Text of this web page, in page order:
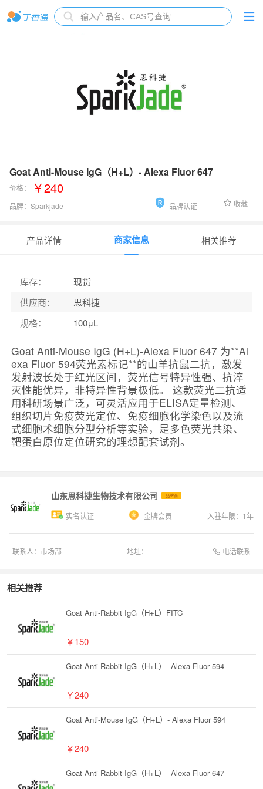
Goat Anti-Mouse IgG（H+L）- Alexa Fluor 647
价格： ￥240
品牌： Sparkjade 品牌认证 收藏
产品详情 商家信息 相关推荐
库存：
现货
供应商：
思科捷
规格： 100μL
Goat Anti-Mouse IgG (H+L)-Alexa Fluor 647 为**Al
exa Fluor 594荧光素标记**的山羊抗鼠二抗，激发
发射波长处于红光区间，荧光信号特异性强、抗淬
灭性能优异，非特异性背景极低。 这款荧光二抗适
用科研场景广泛，可灵活应用于ELISA定量检测、
组织切片免疫荧光定位、免疫细胞化学染色以及流
式细胞术细胞分型分析等实验，是多色荧光共染、
靶蛋白原位定位研究的理想配套试剂。
山东思科捷生物技术有限公司 品牌商
实名认证 金牌会员 入驻年限： 1年
联系人： 市场部 地址： 电话联系
相关推荐
Goat Anti-Rabbit IgG（H+L）FITC
￥150
Goat Anti-Rabbit IgG（H+L）- Alexa Fluor 594
￥240
Goat Anti-Mouse IgG（H+L）- Alexa Fluor 594
￥240
Goat Anti-Rabbit IgG（H+L）- Alexa Fluor 647